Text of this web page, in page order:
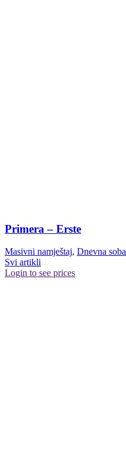
Primera – Erste
Masivni namještaj, Dnevna soba
Svi artikli
Login to see prices